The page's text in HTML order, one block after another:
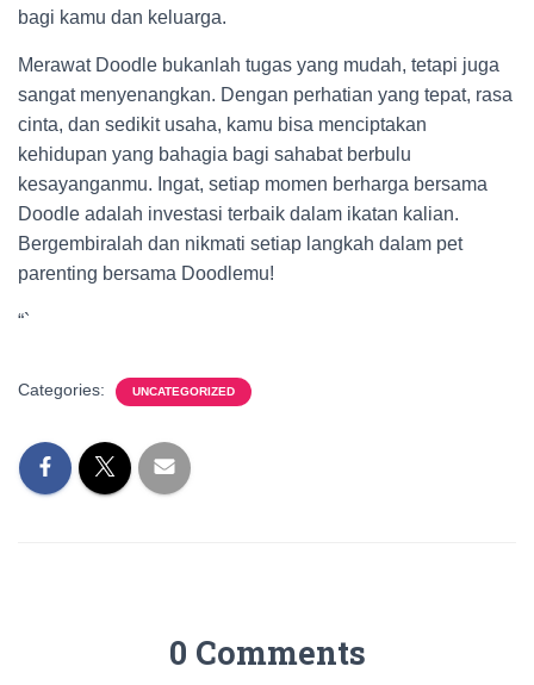
bagi kamu dan keluarga.
Merawat Doodle bukanlah tugas yang mudah, tetapi juga
sangat menyenangkan. Dengan perhatian yang tepat, rasa
cinta, dan sedikit usaha, kamu bisa menciptakan
kehidupan yang bahagia bagi sahabat berbulu
kesayanganmu. Ingat, setiap momen berharga bersama
Doodle adalah investasi terbaik dalam ikatan kalian.
Bergembiralah dan nikmati setiap langkah dalam pet
parenting bersama Doodlemu!
“`
Categories: UNCATEGORIZED
0 Comments